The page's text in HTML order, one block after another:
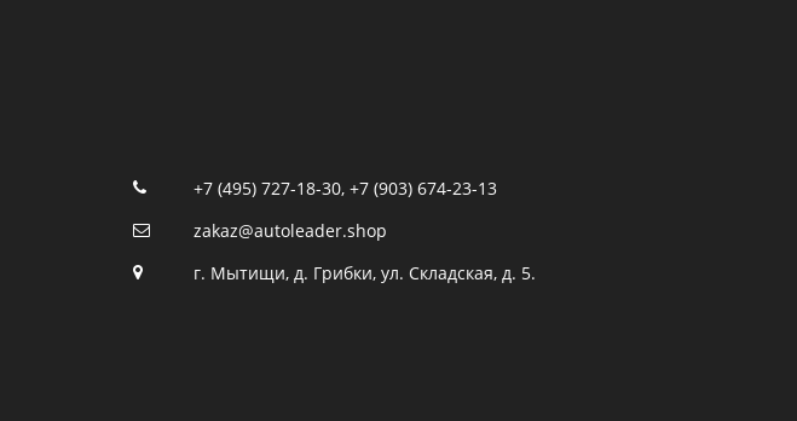
+7 (495) 727-18-30, +7 (903) 674-23-13
zakaz@autoleader.shop
г. Мытищи, д. Грибки, ул. Складская, д. 5.